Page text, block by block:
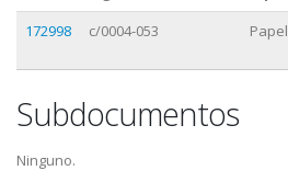
172998
c/0004-053 Papel
Subdocumentos
Ninguno.